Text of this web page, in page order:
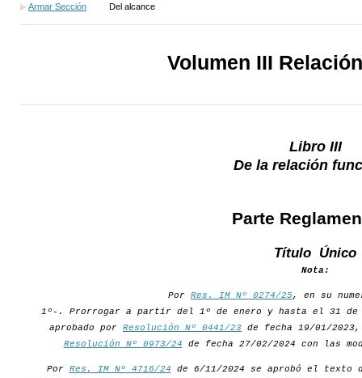
Armar Sección
Del alcance
Volumen III
Libro III
De la relación
Parte
Título Único
Nota:
Por Res. IM Nº 0274/25, en su
1º-. Prorrogar a partir del 1º de enero y hasta el 31 de
aprobado por Resolución Nº 0441/23 de fecha 19/01/
Resolución Nº 0973/24 de fecha 27/02/2024 con las
Por Res. IM Nº 4716/24 de 6/11/2024 se aprobó el texto